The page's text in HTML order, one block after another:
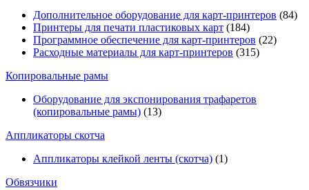
Дополнительное оборудование для карт-принтеров (84)
Принтеры для печати пластиковых карт (184)
Программное обеспечение для карт-принтеров (22)
Расходные материалы для карт-принтеров (315)
Копировальные рамы
Оборудование для экспонирования трафаретов
(копировальные рамы) (13)
Аппликаторы скотча
Аппликаторы клейкой ленты (скотча) (1)
Обвязчики